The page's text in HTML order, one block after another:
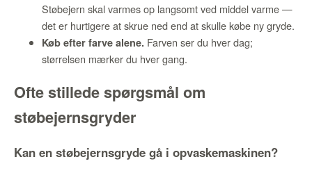
Støbejern skal varmes op langsomt ved middel varme —
det er hurtigere at skrue ned end at skulle købe ny gryde.
Køb efter farve alene. Farven ser du hver dag;
størrelsen mærker du hver gang.
Ofte stillede spørgsmål om
støbejernsgryder
Kan en støbejernsgryde gå i opvaskemaskinen?